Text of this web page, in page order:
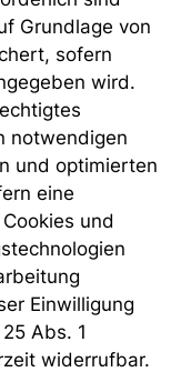
Grundlage von
sofern
wird.
notwendigen
und optimierten
eine
und
Einwilligung
Abs. 1
widerrufbar.